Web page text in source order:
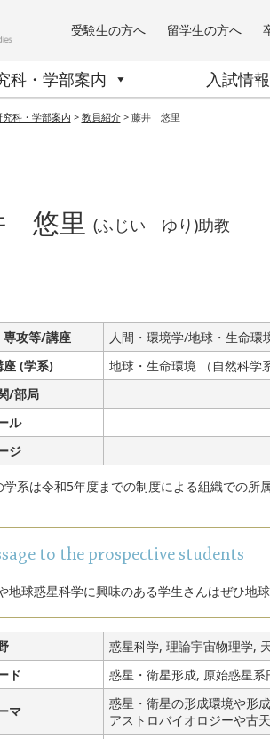
受験生の方へ 留学生の方へ
科・学部案内 入試情報
究科・学部案内 > 教員紹介> 藤井 悠里
悠里 (ふじい ゆり)助教
専攻等/講座
人間・環境学/地球・生命環
(学系)
地球・生命環境 （自然科学系
/部局
ル
ジ
系は令和5年度までの制度による組織での所
to the prospective students
地球惑星科学に興味のある学生さんはぜひ地
惑星科学, 理論宇宙物理学,
ド
惑星・衛星形成, 原始惑星系
マ
惑星・衛星の形成環境や形
アストロバイオロジーや古